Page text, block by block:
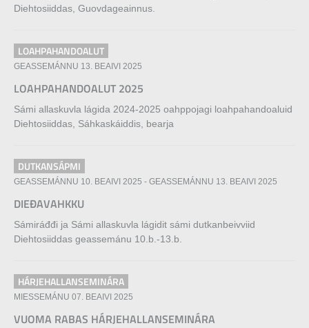
Diehtosiiddas, Guovdageainnus.
LOAHPAHANDOALUT
GEASSEMÁNNU 13. BEAIVI 2025
LOAHPAHANDOALUT 2025
Sámi allaskuvla lágida 2024-2025 oahppojagi loahpahandoaluid
Diehtosiiddas, Sáhkaskáiddis, bearja
DUTKANSÁPMI
GEASSEMÁNNU 10. BEAIVI 2025 - GEASSEMÁNNU 13. BEAIVI 2025
DIEĐAVAHKKU
Sámiráđđi ja Sámi allaskuvla lágidit sámi dutkanbeivviid
Diehtosiiddas geassemánu 10.b.-13.b.
HÁRJEHALLANSEMINÁRA
MIESSEMÁNU 07. BEAIVI 2025
VUOMA RABAS HÁRJEHALLANSEMINÁRA